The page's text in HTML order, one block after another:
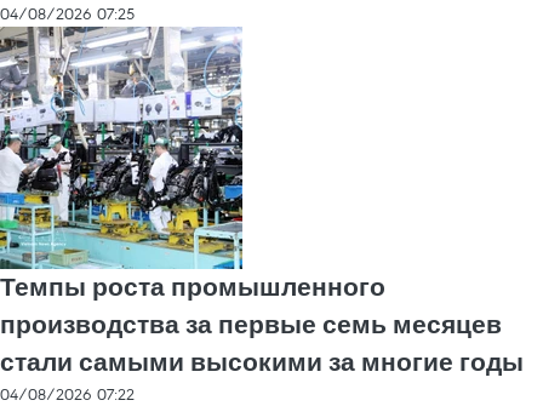
04/08/2026 07:25
Темпы роста промышленного
производства за первые семь месяцев
стали самыми высокими за многие годы
04/08/2026 07:22